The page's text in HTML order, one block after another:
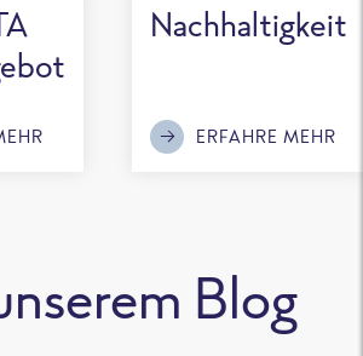
Nachhaltigkeit
ERFAHRE MEHR
Blog